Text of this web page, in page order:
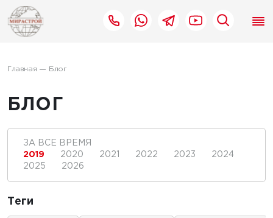
Главная Блог
БЛОГ
ЗА ВСЕ ВРЕМЯ
2019
2020 2021 2022 2023
2024
2025
2026
Теги